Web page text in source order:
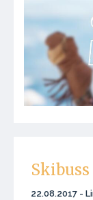
22.08.2017 -